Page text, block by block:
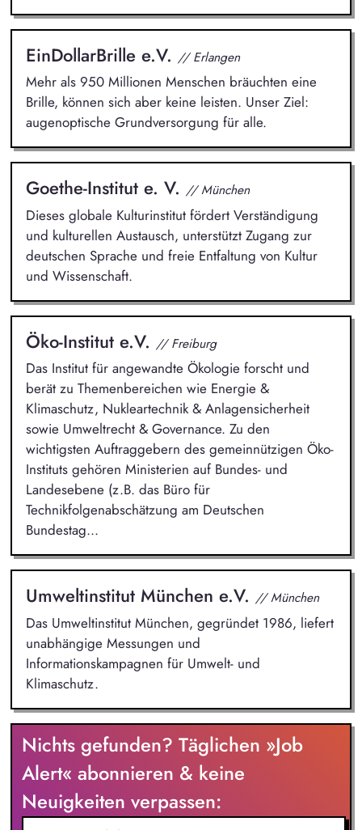
EinDollarBrille e.V. // Erlangen
Mehr als 950 Millionen Menschen bräuchten eine
Brille, können sich aber keine leisten. Unser Ziel:
augenoptische Grundversorgung für alle.
Goethe-Institut e. V. // München
Dieses globale Kulturinstitut fördert Verständigung
und kulturellen Austausch, unterstützt Zugang zur
deutschen Sprache und freie Entfaltung von Kultur
und Wissenschaft.
Öko-Institut e.V. // Freiburg
Das Institut für angewandte Ökologie forscht und
berät zu Themenbereichen wie Energie &
Klimaschutz, Nukleartechnik & Anlagensicherheit
sowie Umweltrecht & Governance. Zu den
wichtigsten Auftraggebern des gemeinnützigen Öko-
Instituts gehören Ministerien auf Bundes- und
Landesebene (z.B. das Büro für
Technikfolgenabschätzung am Deutschen
Bundestag...
Umweltinstitut München e.V. // München
Das Umweltinstitut München, gegründet 1986, liefert
unabhängige Messungen und
Informationskampagnen für Umwelt- und
Klimaschutz.
Nichts gefunden? Täglichen »Job
Alert« abonnieren & keine
Neuigkeiten verpassen: